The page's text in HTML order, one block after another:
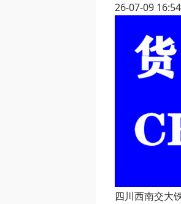
26-07-09
四川西南交大